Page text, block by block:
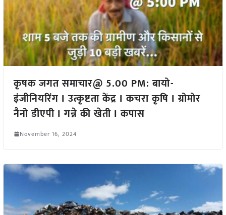
कृषक जगत समाचार@ 5.00 PM: बायो-
इंजीनियरिंग I उत्कृष्टता केंद्र I कचरा कृषि I ग्रोमोर
नैनो डीएपी I गन्ने की खेती I कपास
November 16, 2024